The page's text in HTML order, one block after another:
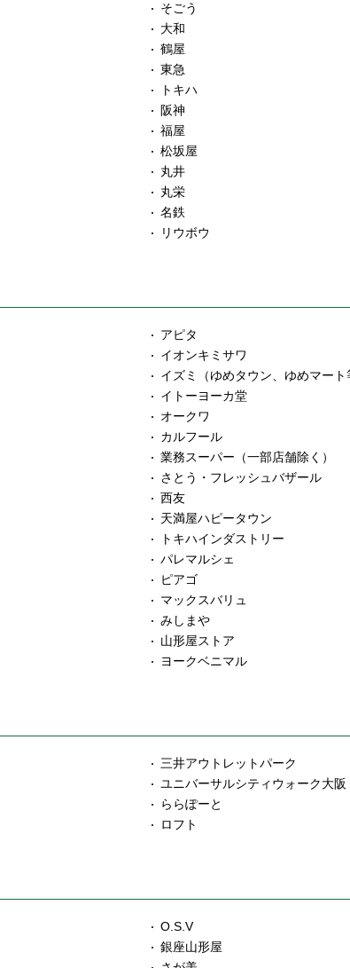
そごう
大和
鶴屋
東急
トキハ
阪神
福屋
松坂屋
丸井
丸栄
名鉄
リウボウ
アピタ
イオンキミサワ
イズミ（ゆめタウン、ゆめマート
イトーヨーカ堂
オークワ
カルフール
業務スーパー（一部店舗除く）
さとう・フレッシュバザール
西友
天満屋ハピータウン
トキハインダストリー
パレマルシェ
ピアゴ
マックスバリュ
みしまや
山形屋ストア
ヨークベニマル
三井アウトレットパーク
ユニバーサルシティウォーク大阪
ららぽーと
ロフト
O.S.V
銀座山形屋